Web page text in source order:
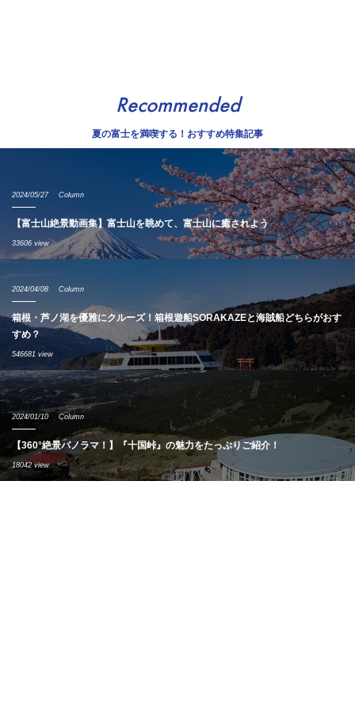
Recommended
夏の富士を満喫する！おすすめ特集記事
2024/05/27 Column
【富士山絶景動画集】富士山を眺めて、富士山に癒されよう
33606 view
2024/04/08 Column
箱根・芦ノ湖を優雅にクルーズ！箱根遊船SORAKAZEと海賊船どちらがおす
すめ？
546681 view
2024/01/10 Column
【360°絶景パノラマ！】『十国峠』の魅力をたっぷりご紹介！
18042 view